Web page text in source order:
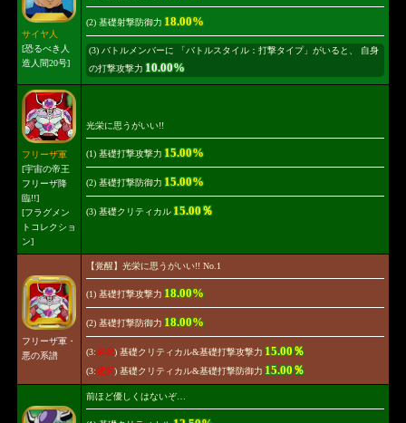
サイヤ人
[恐るべき人
造人間20号]
(2) 基礎射撃防御力 18.00%
(3) バトルメンバーに 「バトルスタイル：打撃タイプ」がいると、 自身
の打撃攻撃力 10.00%
フリーザ軍
[宇宙の帝王
フリーザ降
臨!!]
[フラグメン
トコレクショ
ン]
光栄に思うがいい!!
(1) 基礎打撃攻撃力 15.00%
(2) 基礎打撃防御力 15.00%
(3) 基礎クリティカル15.00％
フリーザ軍・
悪の系譜
【覚醒】光栄に思うがいい!! No.1
(1) 基礎打撃攻撃力 18.00%
(2) 基礎打撃防御力 18.00%
(3:選択) 基礎クリティカル&基礎打撃攻撃力 15.00％
(3:選択) 基礎クリティカル&基礎打撃防御力 15.00％
前ほど優しくはないぞ…